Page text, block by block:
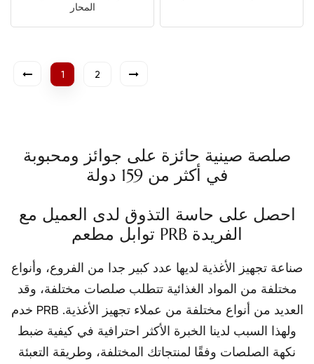
المحار
1 2
صلصة صينية حائزة على جوائز ومحبوبة
في أكثر من 159 دولة
احصل على حاسة التذوق لدى العميل مع
توابل مطعم PRB الفريدة
صناعة تجهيز الأغذية لديها عدد كبير جدا من الفروع، وأنواع
مختلفة من المواد الغذائية تتطلب صلصات مختلفة، وقد
خدم PRB العديد من أنواع مختلفة من عملاء تجهيز الأغذية.
ولهذا السبب لدينا الخبرة الأكثر احترافية في كيفية ضبط
نكهة الصلصات وفقًا لمنتجاتك المختلفة، وطريقة التعبئة